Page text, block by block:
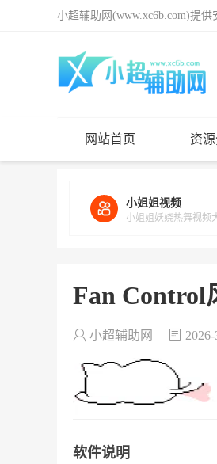
小超辅助网(www.xc6b.com)提
网站首页 资
小姐姐视频
小姐姐妖娆热舞视频
Fan Control
小超辅助网
软件说明